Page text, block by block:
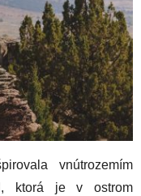
vnútrozemím
ktorá je v ostrom